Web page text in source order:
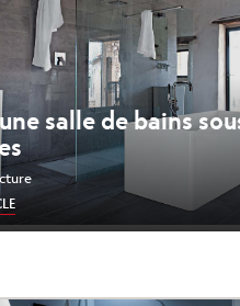
salle de bains